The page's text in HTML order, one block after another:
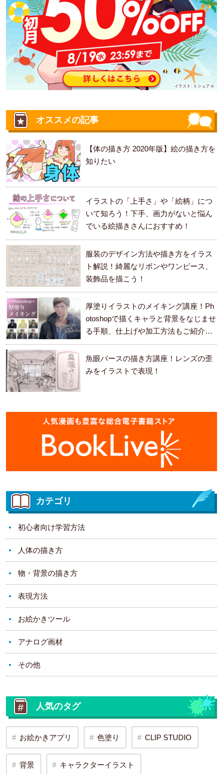
オススメの記事
【体の描き方 2020年版】絵の描き方を
知りたい
イラストの「上手さ」や「絵柄」につ
いて知ろう！下手、画力がないと悩ん
でいる絵描きさんにおすすめ！
服装のデザイン方法や描き方をイラス
ト解説！綺麗なリボンやワンピース、
装飾品を描こう！
厚塗りイラストのメイキング講座！Ph
otoshopで描くキャラと背景をなじませ
る手順、仕上げや加工方法もご紹介し
ます。
魚眼パースの描き方講座！レンズの歪
みをイラストで表現！
カテゴリ
初心者向け学習方法
人体の描き方
物・背景の描き方
表現方法
お絵かきツール
アナログ画材
その他
人気のタグ
お絵かきアプリ 色塗り CLIP STUDIO
背景 キャラクターイラスト